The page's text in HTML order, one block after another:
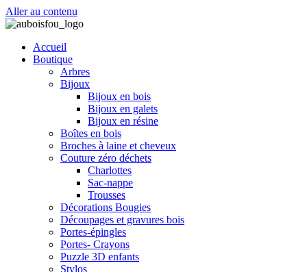
Aller au contenu
Accueil
Boutique
Arbres
Bijoux
Bijoux en bois
Bijoux en galets
Bijoux en résine
Boîtes en bois
Broches à laine et cheveux
Couture zéro déchets
Charlottes
Sac-nappe
Trousses
Décorations Bougies
Découpages et gravures bois
Portes-épingles
Portes- Crayons
Puzzle 3D enfants
Stylos